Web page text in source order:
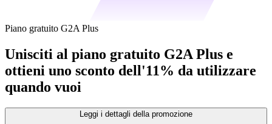
Piano gratuito G2A Plus
Unisciti al piano gratuito G2A Plus e
ottieni uno sconto dell'11% da utilizzare
quando vuoi
Leggi i dettagli della promozione